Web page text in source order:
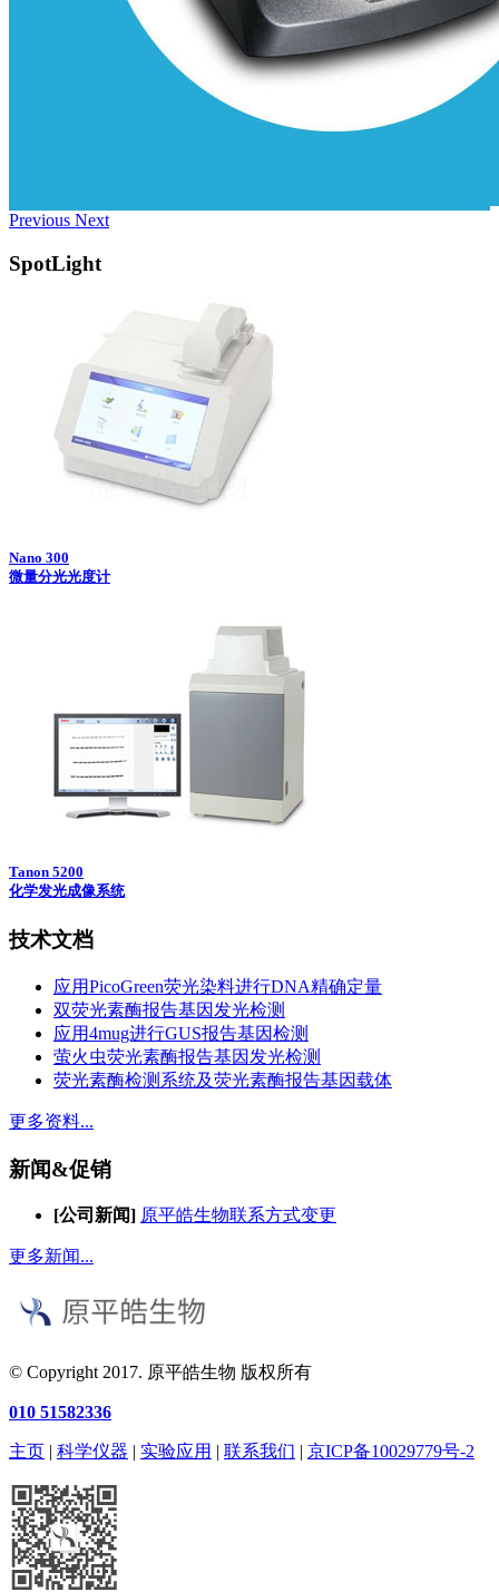
Previous Next
SpotLight
Nano 300
微量分光光度计
Tanon 5200
化学发光成像系统
技术文档
应用PicoGreen荧光染料进行DNA精确定量
双荧光素酶报告基因发光检测
应用4mug进行GUS报告基因检测
萤火虫荧光素酶报告基因发光检测
荧光素酶检测系统及荧光素酶报告基因载体
更多资料...
新闻&促销
[公司新闻] 原平皓生物联系方式变更
更多新闻...
© Copyright 2017. 原平皓生物 版权所有
010 51582336
主页 | 科学仪器 | 实验应用 | 联系我们 | 京ICP备10029779号-2